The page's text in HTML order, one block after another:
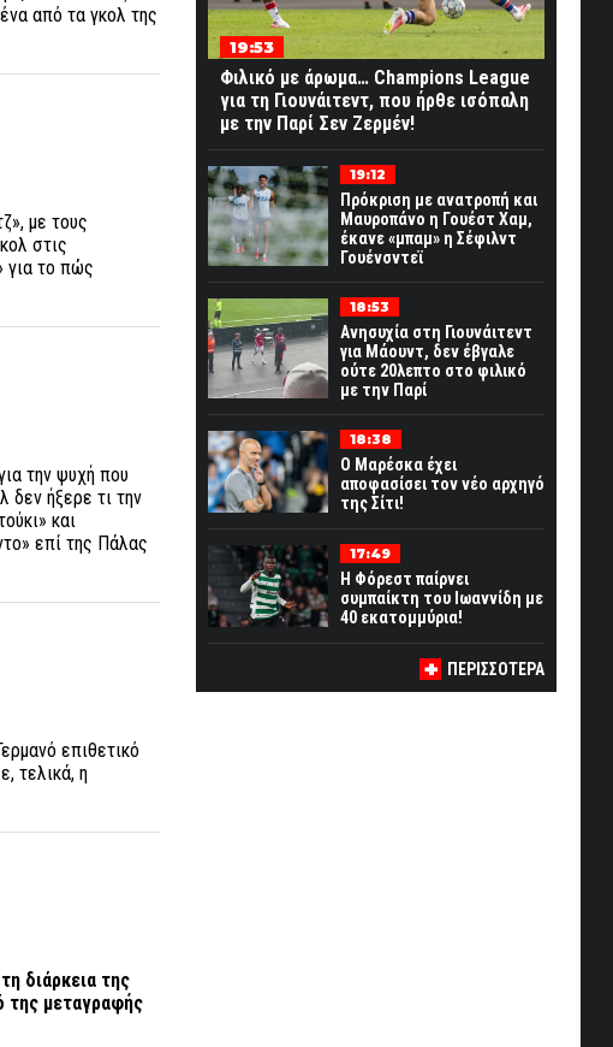
από τα γκολ της
με τους
στις
για το πώς
την ψυχή που
δεν ήξερε τι την
και
επί της Πάλας
επιθετικό
τελικά, η
διάρκεια της
της μεταγραφής
19:53
Φιλικό με άρωμα… Champions League
για τη Γιουνάιτεντ, που ήρθε ισόπαλη
με την Παρί Σεν Ζερμέν!
19:12
Πρόκριση με ανατροπή και
Μαυροπάνο η Γουέστ Χαμ,
έκανε «μπαμ» η Σέφιλντ
Γουένσντεϊ
18:53
Ανησυχία στη Γιουνάιτεντ
για Μάουντ, δεν έβγαλε
ούτε 20λεπτο στο φιλικό
με την Παρί
18:38
Ο Μαρέσκα έχει
αποφασίσει τον νέο αρχηγό
της Σίτι!
17:49
Η Φόρεστ παίρνει
συμπαίκτη του Ιωαννίδη με
40 εκατομμύρια!
ΠΕΡΙΣΣΟΤΕΡΑ